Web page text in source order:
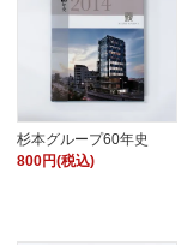
杉本グループ60年史
800円(税込)